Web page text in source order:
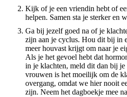
Kijk of je een vriendin hebt of
helpen. Samen sta je sterker en
Ga bij jezelf goed na of je
zijn aan je cyclus. Hou dit bij in
meer houvast krijgt om naar je
Als je het gevoel hebt dat
in je klachten, meld dit dan bij je
vrouwen is het moeilijk om de
overgang, omdat we hier nooit
zijn. Neem het dagboekje mee